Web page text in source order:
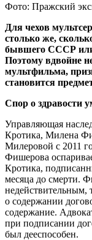
Фото: Пражский
Для чехов
столько же,
бывшего СССР или
Поэтому вдвойне
мультфильма,
становится
Спор о здравости
Управляющая
Кротика, Милена
Милеровой с 2011
Фишерова
Кротика,
месяца до смерти.
недействительным,
о содержании
содержание.
при подписании
был дееспособен.